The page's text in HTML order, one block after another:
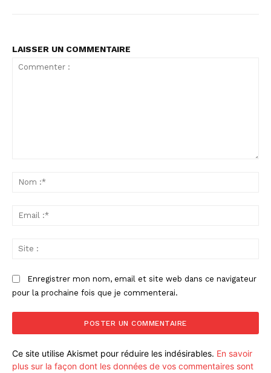
LAISSER UN COMMENTAIRE
Enregistrer mon nom, email et site web dans ce navigateur
pour la prochaine fois que je commenterai.
Ce site utilise Akismet pour réduire les indésirables. En savoir
plus sur la façon dont les données de vos commentaires sont